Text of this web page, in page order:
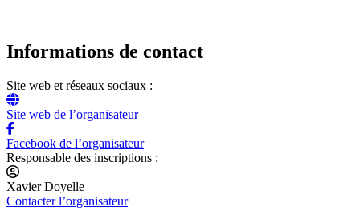
Informations de contact
Site web et réseaux sociaux :
Site web de l’organisateur
Facebook de l’organisateur
Responsable des inscriptions :
Xavier Doyelle
Contacter l’organisateur